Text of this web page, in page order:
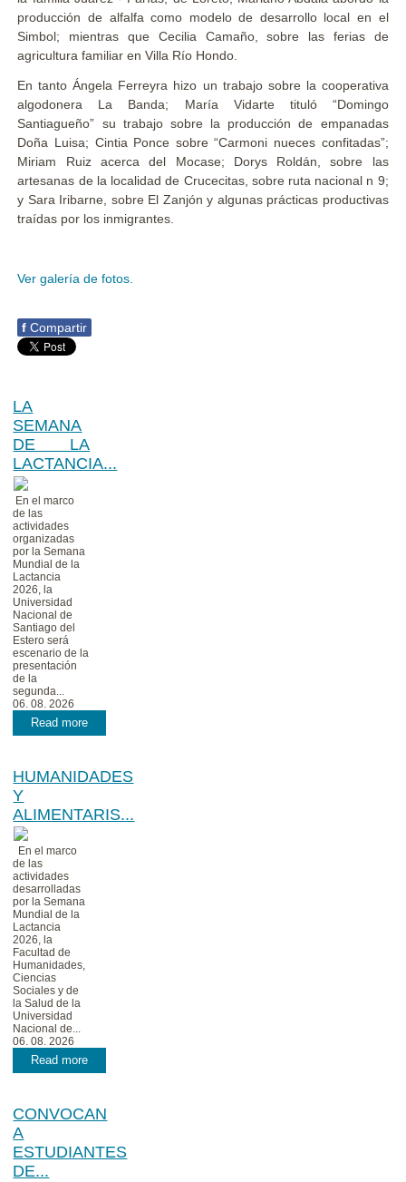
producción de alfalfa como modelo de desarrollo local en el
Simbol; mientras que Cecilia Camaño, sobre las ferias de
agricultura familiar en Villa Río Hondo.
En tanto Ángela Ferreyra hizo un trabajo sobre la cooperativa
algodonera La Banda; María Vidarte tituló “Domingo
Santiagueño” su trabajo sobre la producción de empanadas
Doña Luisa; Cintia Ponce sobre “Carmoni nueces confitadas”;
Miriam Ruiz acerca del Mocase; Dorys Roldán, sobre las
artesanas de la localidad de Crucecitas, sobre ruta nacional n 9;
y Sara Iribarne, sobre El Zanjón y algunas prácticas productivas
traídas por los inmigrantes.
Ver galería de fotos.
f Compartir
LA
SEMANA
DE LA
LACTANCIA...
En el marco
de las
actividades
organizadas
por la Semana
Mundial de la
Lactancia
2026, la
Universidad
Nacional de
Santiago del
Estero será
escenario de la
presentación
de la
segunda...
06. 08. 2026
Read more
HUMANIDADES
Y
ALIMENTARIS...
En el marco
de las
actividades
desarrolladas
por la Semana
Mundial de la
Lactancia
2026, la
Facultad de
Humanidades,
Ciencias
Sociales y de
la Salud de la
Universidad
Nacional de...
06. 08. 2026
Read more
CONVOCAN
A
ESTUDIANTES
DE...